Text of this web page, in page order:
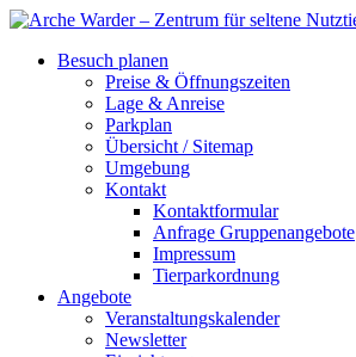
Besuch planen
Preise & Öffnungszeiten
Lage & Anreise
Parkplan
Übersicht / Sitemap
Umgebung
Kontakt
Kontaktformular
Anfrage Gruppenangebote
Impressum
Tierparkordnung
Angebote
Veranstaltungskalender
Newsletter